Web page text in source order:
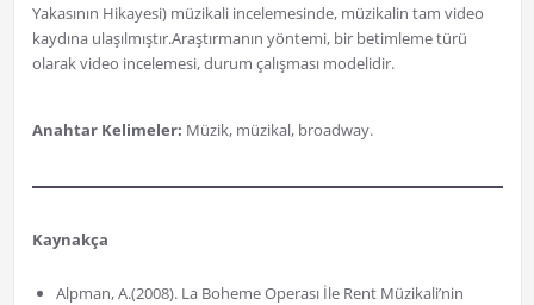
Yakasının Hikayesi) müzikali incelemesinde, müzikalin tam video
kaydına ulaşılmıştır.Araştırmanın yöntemi, bir betimleme türü
olarak video incelemesi, durum çalışması modelidir.
Anahtar Kelimeler: Müzik, müzikal, broadway.
Kaynakça
Alpman, A.(2008). La Boheme Operası İle Rent Müzikali’nin